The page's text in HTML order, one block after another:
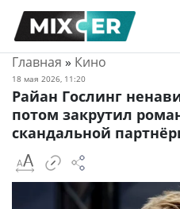
Главная » Кино
18 мая 2026, 11:20
Райан Гослинг
потом закрутил
скандальной